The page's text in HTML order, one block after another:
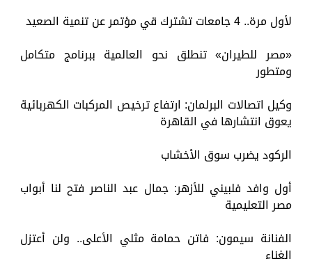
لأول مرة.. 4 جامعات تشترك قي مؤتمر عن تنمية الصعيد
«مصر للطيران» تنطلق نحو العالمية ببرنامج متكامل
ومتطور
وكيل اتصالات البرلمان: ارتفاع ترخيص المركبات الكهربائية
يعوق انتشارها في القاهرة
الركود يضرب سوق الأخشاب
أول وافد فلبيني للأزهر: جمال عبد الناصر فتح لنا أبواب
مصر التعليمية
الفنانة سيمون: فاتن حمامة مثلي الأعلى.. ولن أعتزل
الغناء